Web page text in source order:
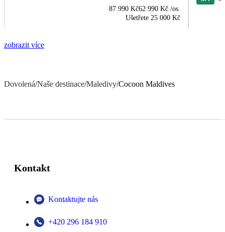
87 990 Kč62 990 Kč /os.
Ušetřete 25 000 Kč
zobrazit více
Dovolená/Naše destinace/Maledivy/Cocoon Maldives
Kontakt
Kontaktujte nás
+420 296 184 910